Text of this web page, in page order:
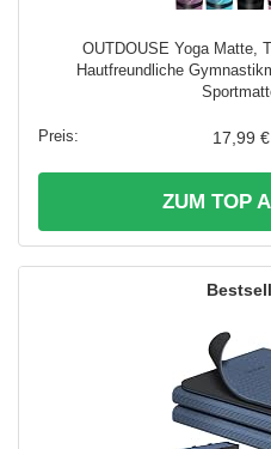
OUTDOUSE Yoga Matte,
Hautfreundliche
17,99 €
ZUM TOP